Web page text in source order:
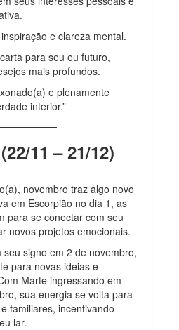
e clareza mental.
para seu eu futuro,
mais profundos.
e plenamente
interior.”
(22/11 – 21/12)
novembro traz algo novo
em Escorpião no dia 1, as
para se conectar com seu
novos projetos emocionais.
signo em 2 de novembro,
para novas ideias e
Marte ingressando em
sua energia se volta para
familiares, incentivando
lar.